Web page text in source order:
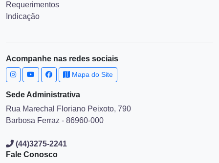
Requerimentos
Indicação
Acompanhe nas redes sociais
Mapa do Site
Sede Administrativa
Rua Marechal Floriano Peixoto, 790
Barbosa Ferraz - 86960-000
(44)3275-2241
Fale Conosco